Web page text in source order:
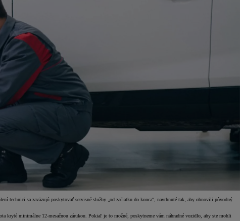
technici sa zaväzujú poskytovať servisné služby „od začiatku do konca“, navrhnuté tak, aby obnovili pôvodný
kryté minimálne 12-mesačnou zárukou. Pokiaľ je to možné, poskytneme vám náhradné vozidlo, aby ste mohli